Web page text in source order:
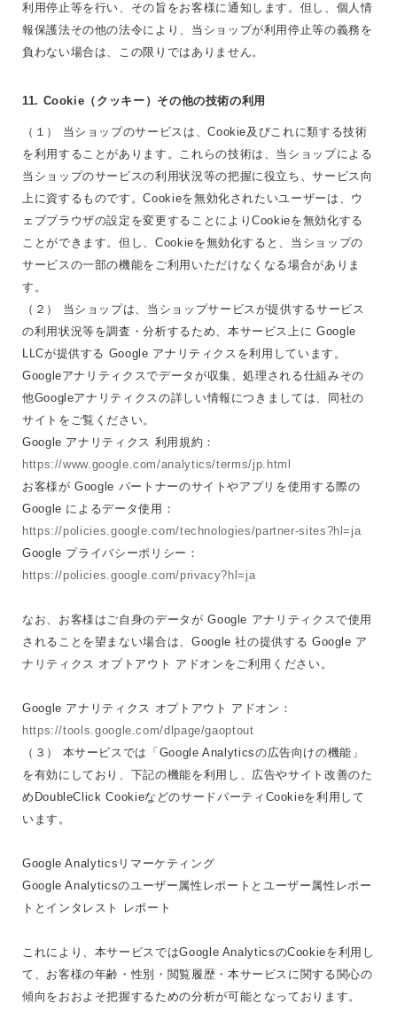
利用停止等を行い、その旨をお客様に通知します。但し、個人情
報保護法その他の法令により、当ショップが利用停止等の義務を
負わない場合は、この限りではありません。
11. Cookie（クッキー）その他の技術の利用
（１） 当ショップのサービスは、Cookie及びこれに類する技術
を利用することがあります。これらの技術は、当ショップによる
当ショップのサービスの利用状況等の把握に役立ち、サービス向
上に資するものです。Cookieを無効化されたいユーザーは、ウ
ェブブラウザの設定を変更することによりCookieを無効化する
ことができます。但し、Cookieを無効化すると、当ショップの
サービスの一部の機能をご利用いただけなくなる場合がありま
す。
（２） 当ショップは、当ショップサービスが提供するサービス
の利用状況等を調査・分析するため、本サービス上に Google
LLCが提供する Google アナリティクスを利用しています。
Googleアナリティクスでデータが収集、処理される仕組みその
他Googleアナリティクスの詳しい情報につきましては、同社の
サイトをご覧ください。
Google アナリティクス 利用規約：
https://www.google.com/analytics/terms/jp.html
お客様が Google パートナーのサイトやアプリを使用する際の
Google によるデータ使用：
https://policies.google.com/technologies/partner-sites?hl=ja
Google プライバシーポリシー：
https://policies.google.com/privacy?hl=ja
なお、お客様はご自身のデータが Google アナリティクスで使用
されることを望まない場合は、Google 社の提供する Google ア
ナリティクス オプトアウト アドオンをご利用ください。
Google アナリティクス オプトアウト アドオン：
https://tools.google.com/dlpage/gaoptout
（３） 本サービスでは「Google Analyticsの広告向けの機能」
を有効にしており、下記の機能を利用し、広告やサイト改善のた
めDoubleClick CookieなどのサードパーティCookieを利用して
います。
Google Analyticsリマーケティング
Google Analyticsのユーザー属性レポートとユーザー属性レポー
トとインタレスト レポート
これにより、本サービスではGoogle AnalyticsのCookieを利用し
て、お客様の年齢・性別・閲覧履歴・本サービスに関する関心の
傾向をおおよそ把握するための分析が可能となっております。